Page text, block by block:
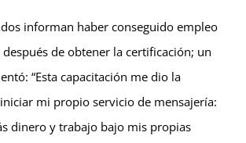
informan haber conseguido empleo
después de obtener la certificación; un
“Esta capacitación me dio la
mi propio servicio de mensajería:
dinero y trabajo bajo mis propias